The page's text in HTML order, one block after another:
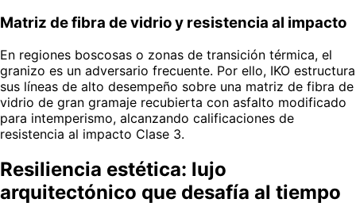
Matriz de fibra de vidrio y resistencia al impacto
En regiones boscosas o zonas de transición térmica, el
granizo es un adversario frecuente. Por ello, IKO estructura
sus líneas de alto desempeño sobre una matriz de fibra de
vidrio de gran gramaje recubierta con asfalto modificado
para intemperismo, alcanzando calificaciones de
resistencia al impacto Clase 3.
Resiliencia estética: lujo
arquitectónico que desafía al tiempo